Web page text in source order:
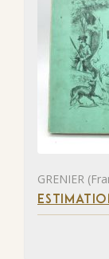
GRENIER